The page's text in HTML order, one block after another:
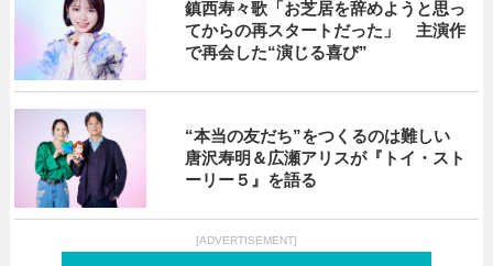
鎮西寿々歌「お芝居を辞めようと思っ
てからの再スタートだった」 主演作
で再会した“演じる喜び”
“本当の友だち”をつくるのは難しい
唐沢寿明＆広瀬アリスが『トイ・スト
ーリー５』を語る
[ADVERTISEMENT]